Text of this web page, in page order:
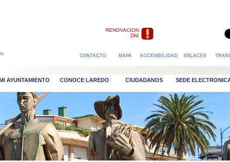
RENOVACION
DNI
CONTACTO MAPA ACCESIBILIDAD ENLACES
AYUNTAMIENTO CONOCE LAREDO CIUDADANOS SEDE